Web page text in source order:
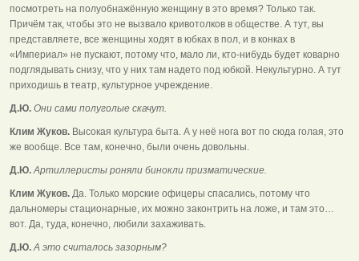
посмотреть на полуобнажённую женщину в это время? Только так.
Причём так, чтобы это не вызвало кривотолков в обществе. А тут, вы
представляете, все женщины ходят в юбках в пол, и в конках в
«Империал» не пускают, потому что, мало ли, кто-нибудь будет коварно
подглядывать снизу, что у них там надето под юбкой. Некультурно. А тут
приходишь в театр, культурное учреждение.
Д.Ю. Они сами полуголые скачут.
Клим Жуков. Высокая культура быта. А у неё нога вот по сюда голая, это
же вообще. Все там, конечно, были очень довольны.
Д.Ю.Артиллеристы роняли бинокли призматические.
Клим Жуков. Да. Только морские офицеры спасались, потому что
дальномеры стационарные, их можно законтрить на ложе, и там это…
вот. Да, туда, конечно, любили захаживать.
Д.Ю.А это считалось зазорным?